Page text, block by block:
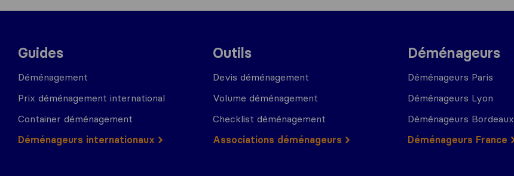
Guides
Déménagement
Prix déménagement international
Container déménagement
Déménageurs internationaux
Outils
Devis déménagement
Volume déménagement
Checklist déménagement
Associations déménageurs
Déménageurs
Déménageurs Paris
Déménageurs Lyon
Déménageurs Bordeaux
Déménageurs France